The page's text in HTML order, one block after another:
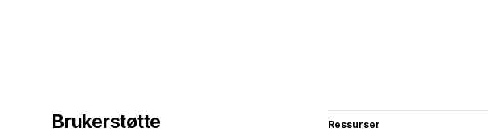
Brukerstøtte Ressurser